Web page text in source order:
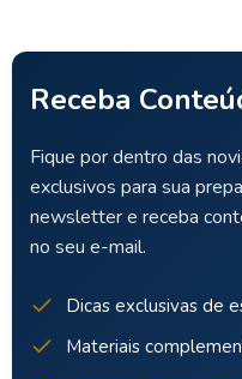
Receba
Fique por dentro das
exclusivos para sua
newsletter e receba
no seu e-mail.
Dicas exclusivas de
Materiais